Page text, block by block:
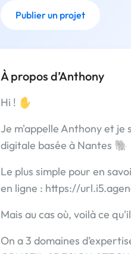
Publier un projet
À propos d’Anthony
Hi ! ✋
Je m'appelle Anthony et je
digitale basée à Nantes 🐘
Le plus simple pour en
en ligne : https://
Mais au cas où, voilà ce
On a 3 domaines